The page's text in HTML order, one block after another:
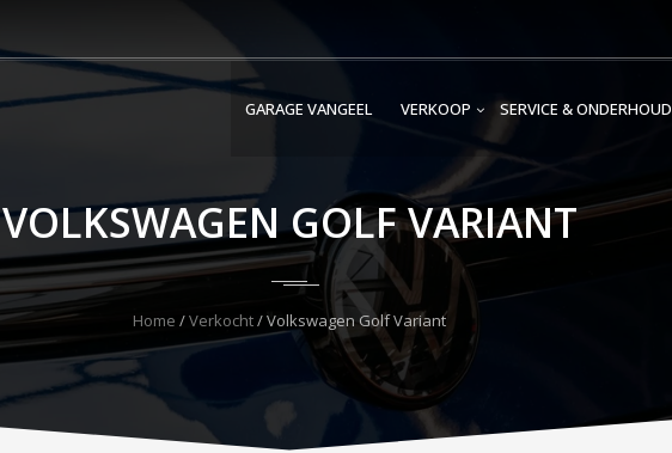
GARAGE VANGEEL VERKOOP SERVICE & ONDERHOUD
VOLKSWAGEN GOLF VARIANT
Home /Verkocht/ Volkswagen Golf Variant